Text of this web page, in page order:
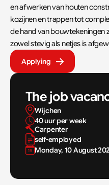
en afwerken van houten
kozijnen en trappen tot
de hand van bouwtekeningen
zowel stevig als netjes is
Applying
The job
Wijchen
40 uur per week
Carpenter
self-employed
Monday, 10 August